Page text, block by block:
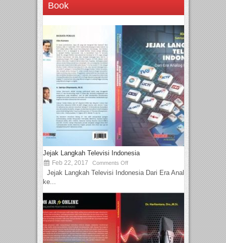
Book
Jejak Langkah Televisi Indonesia
Feb 22, 2017 Comments Off
Jejak Langkah Televisi Indonesia Dari Era Analog
ke...